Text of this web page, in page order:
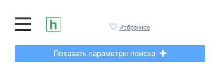
Избранное
Показать параметры поиска